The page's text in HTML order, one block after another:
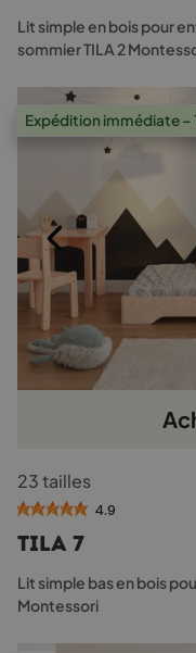
Les
options
peuvent
être
choisies
sur
produit
Lit simple en bois pour
sommier TILA 2
Expédition immédiate –
produit
a
variations.
Les
options
23 tailles
4.9
TILA 7
Lit simple bas en bois
Montessori